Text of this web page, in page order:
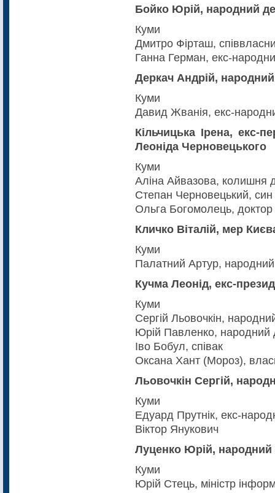
Бойко Юрій, народний
Куми
Дмитро Фірташ,
Ганна Герман, екс-
Деркач Андрій, народний
Куми
Давид Жванія, екс-
Кільчицька Ірена, екс-
Леоніда Черновецького
Куми
Аліна Айвазова, колишня
Степан Черновецький,
Ольга Богомолець,
Кличко Віталій, мер
Куми
Палатний Артур, народний
Кучма Леонід, екс-
Куми
Сергій Льовочкін,
Юрій Павленко, народний
Іво Бобул, співак
Оксана Хант (Мороз),
Льовочкін Сергій,
Куми
Едуард Прутнік, екс-
Віктор Янукович
Луценко Юрій, народний
Куми
Юрій Стець, міністр